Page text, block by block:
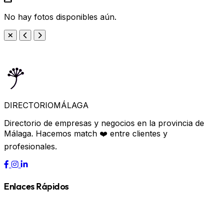
No hay fotos disponibles aún.
DIRECTORIOMÁLAGA
Directorio de empresas y negocios en la provincia de
Málaga. Hacemos match ❤️ entre clientes y
profesionales.
Enlaces Rápidos